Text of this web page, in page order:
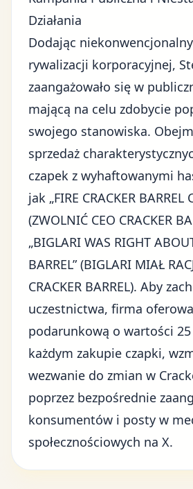
Działania
Dodając
rywalizacji korporacyjnej,
zaangażowało się w
mającą na celu zdobycie
swojego stanowiska.
sprzedaż
czapek z wyhaftowanymi
jak „FIRE CRACKER BARREL
(ZWOLNIĆ CEO CRACKER
„BIGLARI WAS RIGHT
BARREL” (BIGLARI MIAŁ
CRACKER BARREL). Aby
uczestnictwa, firma
podarunkową o wartości 25
każdym zakupie czapki,
wezwanie do zmian w
poprzez bezpośrednie
konsumentów i posty w
społecznościowych na X.